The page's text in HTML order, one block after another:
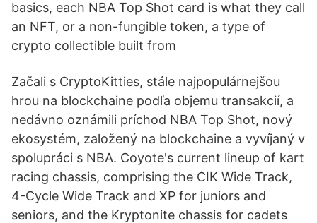
basics, each NBA Top Shot card is what they call
an NFT, or a non-fungible token, a type of
crypto collectible built from
Začali s CryptoKitties, stále najpopulárnejšou
hrou na blockchaine podľa objemu transakcií, a
nedávno oznámili príchod NBA Top Shot, nový
ekosystém, založený na blockchaine a vyvíjaný v
spolupráci s NBA. Coyote's current lineup of kart
racing chassis, comprising the CIK Wide Track,
4-Cycle Wide Track and XP for juniors and
seniors, and the Kryptonite chassis for cadets